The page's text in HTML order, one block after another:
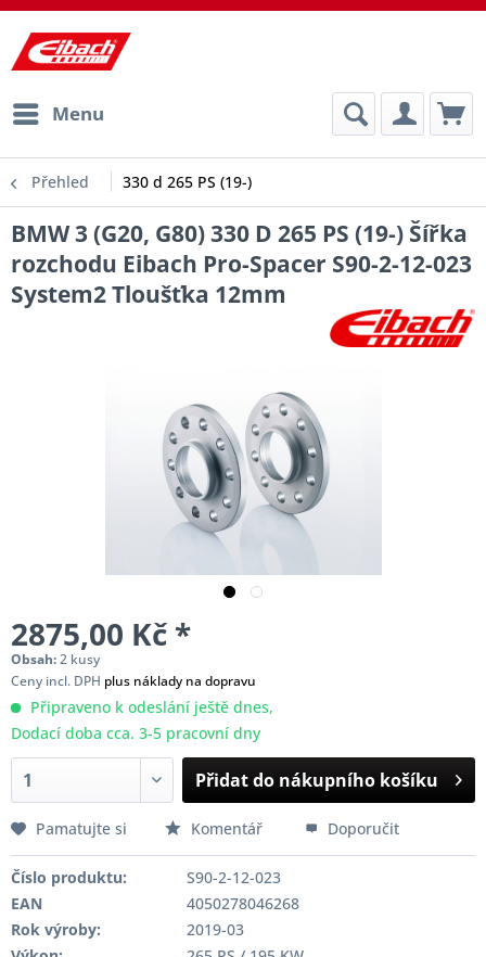
Menu
Přehled 330 d 265 PS (19-)
BMW 3 (G20, G80) 330 D 265 PS (19-) Šířka
rozchodu Eibach Pro-Spacer S90-2-12-023
System2 Tloušťka 12mm
2875,00 Kč *
Obsah:2 kusy
Ceny incl. DPH plus náklady na dopravu
Připraveno k odeslání ještě dnes,
Dodací doba cca. 3-5 pracovní dny
Přidat do nákupního košíku
Pamatujte si Komentář Doporučit
Číslo produktu:
S90-2-12-023
EAN
4050278046268
Rok výroby:
2019-03